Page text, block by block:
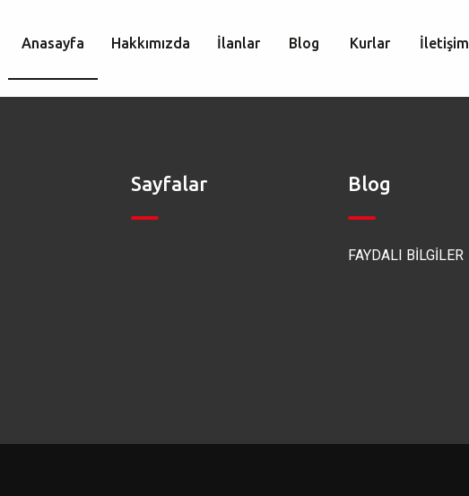
Anasayfa Hakkımızda İlanlar Blog Kurlar İletişim
Sayfalar Blog
FAYDALI BİLGİLER